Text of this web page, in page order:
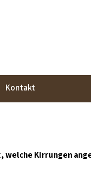
Kontakt
Kirrungen